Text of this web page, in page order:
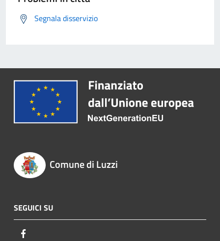
Segnala disservizio
Comune di Luzzi
SEGUICI SU